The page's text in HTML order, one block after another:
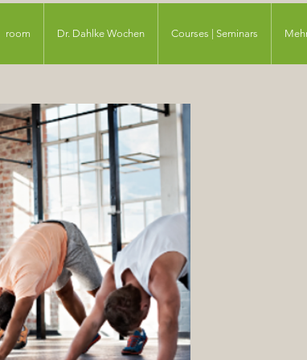
room Dr. Dahlke Wochen Courses | Seminars